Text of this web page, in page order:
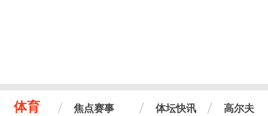
体育 焦点赛事 体坛快讯 高尔夫